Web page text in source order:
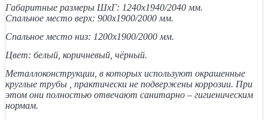
Габаритные размеры ШхГ: 1240х1940/2040 мм.
Спальное место верх: 900х1900/2000 мм.
Спальное место низ: 1200х1900/2000 мм.
Цвет: белый, коричневый, чёрный.
Металлоконструкции, в которых используют окрашенные
круглые трубы , практически не подвержены коррозии. При
этом они полностью отвечают санитарно – гигиеническим
нормам.